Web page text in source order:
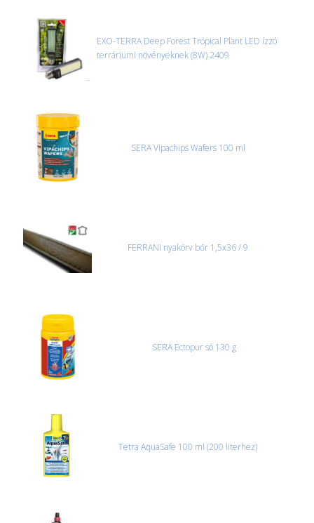
vagy saját teherautóval oldjuk meg. Minden rendelés egyedi,
úgyhogy előre egyeztetni kell mindenképpen.
CSOMAG ÁTVÉTELE
Amennyiben a csomag átvételekor sérülést, folyadékot vagy
csak ebben az esetben tudjuk vállalni, ha a jegyzőkönyv elkészült,
és azonnal eljutott hozzánk az információ.
EXO-TERRA Deep Forest Tropical Plant LED ízzó
terráriumi növényeknek (8W) 2409
SERA Vipachips Wafers 100 ml
FERRANI nyakörv bőr 1,5x36 / 9
SERA Ectopur só 130 g
Tetra AquaSafe 100 ml (200 literhez)